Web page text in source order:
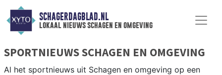
SCHAGERDAGBLAD.NL
lokaal nieuws schagen en omgeving
SPORTNIEUWS SCHAGEN EN OMGEVING
Al het sportnieuws uit Schagen en omgeving op een